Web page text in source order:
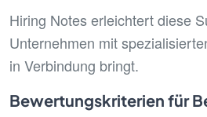
Hiring Notes erleichtert diese
Unternehmen mit
in Verbindung bringt.
Bewertungskriterien für